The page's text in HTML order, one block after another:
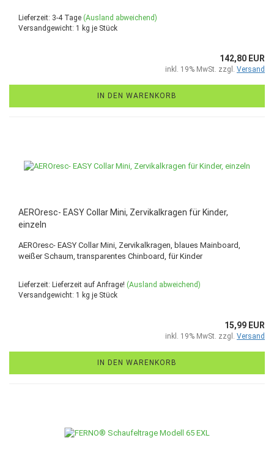
Lieferzeit: 3-4 Tage (Ausland abweichend)
Versandgewicht: 1 kg je Stück
142,80 EUR
inkl. 19% MwSt. zzgl. Versand
IN DEN WARENKORB
AEROresc- EASY Collar Mini, Zervikalkragen für Kinder,
einzeln
AEROresc- EASY Collar Mini, Zervikalkragen, blaues Mainboard,
weißer Schaum, transparentes Chinboard, für Kinder
Lieferzeit: Lieferzeit auf Anfrage! (Ausland abweichend)
Versandgewicht: 1 kg je Stück
15,99 EUR
inkl. 19% MwSt. zzgl. Versand
IN DEN WARENKORB